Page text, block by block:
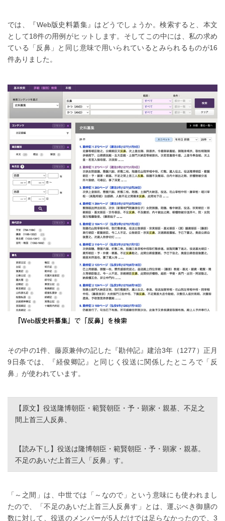
では、『Web版史料纂集』はどうでしょうか。検索すると、本文
として18件の用例がヒットします。そしてこの中には、私の求め
ている「反鼻」と同じ意味で用いられているとみられるものが16
件ありました。
その中の1件、藤原兼仲の記した『勘仲記』建治3年（1277）正月
9日条では、『経俊卿記』と同じく役送に関係したところで「反
鼻」が使われています。
【原文】役送隆博朝臣・範賢朝臣・予・顕家・親基、不足之
間上首三人反鼻、
【読み下し】役送は隆博朝臣・範賢朝臣・予・顕家・親基。
不足のあいだ上首三人「反鼻」す。
「～之間」は、中世では「～なので」という意味にも使われまし
たので、「不足のあいだ上首三人反鼻す」とは、運ぶべき御膳の
数に対して、役送のメンバーが5人だけでは足らなかったので、3